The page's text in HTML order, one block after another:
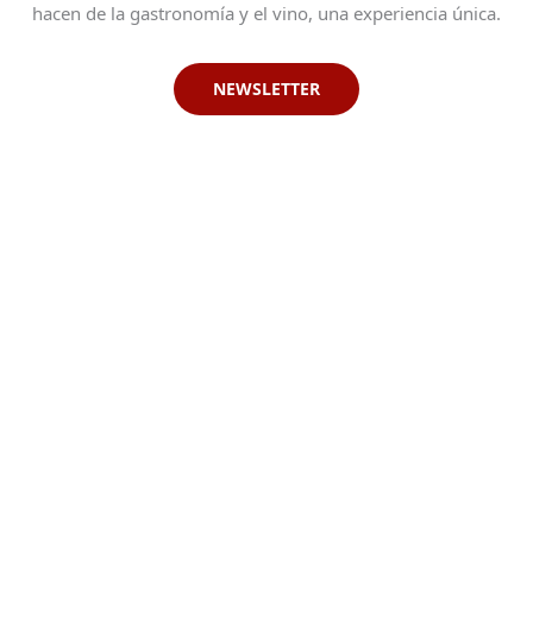
hacen de la gastronomía y el vino, una experiencia única.
NEWSLETTER